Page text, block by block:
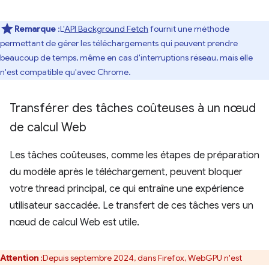
Remarque :L'API Background Fetch fournit une méthode
permettant de gérer les téléchargements qui peuvent prendre
beaucoup de temps, même en cas d'interruptions réseau, mais elle
n'est compatible qu'avec Chrome.
Transférer des tâches coûteuses à un nœud
de calcul Web
Les tâches coûteuses, comme les étapes de préparation
du modèle après le téléchargement, peuvent bloquer
votre thread principal, ce qui entraîne une expérience
utilisateur saccadée. Le transfert de ces tâches vers un
nœud de calcul Web est utile.
Attention :Depuis septembre 2024, dans Firefox, WebGPU n'est